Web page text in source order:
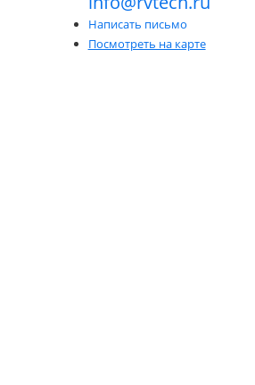
Написать письмо
Посмотреть на карте